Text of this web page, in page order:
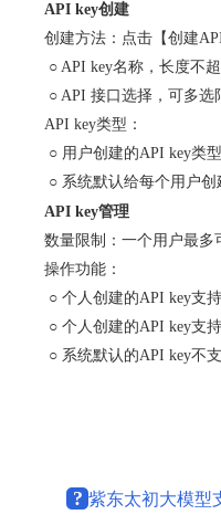
API key创建
创建方法：点击【创建
○ API key名称，长度不超
○ API 接口选择，可多
API key类型：
○ 用户创建的API key类
○ 系统默认给每个用户
API key管理
数量限制：一个用户最多
操作功能：
○ 个人创建的API key支
○ 个人创建的API key支
○ 系统默认的API key不
? 紫东太初大模型